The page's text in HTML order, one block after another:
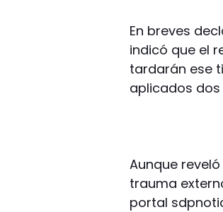
En breves
indicó que el
tardarán ese
aplicados
Aunque
trauma
portal